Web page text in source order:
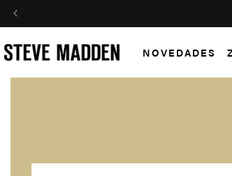
Skip to header
Skip to menu
Skip to content
Skip to footer
NOVEDADES